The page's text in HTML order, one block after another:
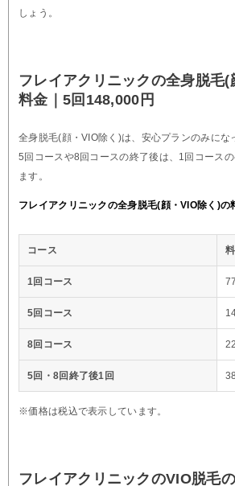
しょう。
フレイアクリニックの全身脱毛
料金｜5回148,000円
全身脱毛(顔・VIO除く)は、安心プランのみにな
5回コースや8回コースの終了後は、1回コース
ます。
フレイアクリニックの全身脱毛(顔・VIO除く)の
コース
1回コース
5回コース
8回コース
5回・8回終了後1回
※価格は税込で表示しています。
フレイアクリニックのVIO脱毛